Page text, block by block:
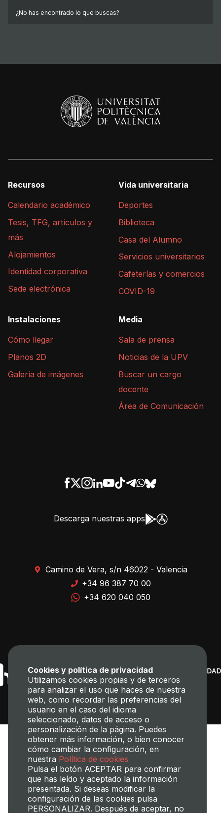
¿No has encontrado lo que buscas?
Recursos
Calendario académico
Tesis, TFG, artículos y
más
Alojamientos
Identidad corporativa
Sede electrónica
Vida universitaria
Deportes
Biblioteca
Casa del Alumno
Servicios universitarios
Cafeterías y comercios
COVID-19
Instalaciones
Cómo llegar
Planos 2D
Galería de imágenes
Media
Sala de prensa
Noticias de la UPV
Buscar un cargo
docente
Área de Comunicación
Descarga nuestras apps
Camino de Vera, s/n 46022 - Valencia
+34 96 387 70 00
+34 620 040 050
TransparenciaPerfil del contratanteMapa web
Política de cookiesPolítica de privacidadGestión de Cookies
Cookies y política de privacidad
Utilizamos cookies propias y de terceros
para analizar el uso que haces de nuestra
web, como recordar las preferencias del
usuario en el caso del idioma
seleccionado, datos de acceso o
personalización de la página. Puedes
obtener más información, o bien conocer
cómo cambiar la configuración, en
nuestra Política de cookies
Pulsa el botón ACEPTAR para confirmar
que has leído y aceptado la información
presentada. Si deseas modificar la
configuración de las cookies pulsa
PERSONALIZAR. Después de aceptar, no